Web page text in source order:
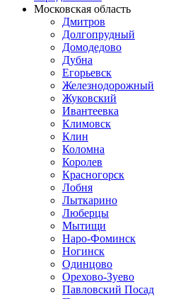
Московская область
Дмитров
Долгопрудный
Домодедово
Дубна
Егорьевск
Железнодорожный
Жуковский
Ивантеевка
Климовск
Клин
Коломна
Королев
Красногорск
Лобня
Лыткарино
Люберцы
Мытищи
Наро-Фоминск
Ногинск
Одинцово
Орехово-Зуево
Павловский Посад